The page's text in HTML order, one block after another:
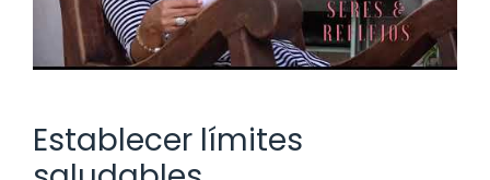
Establecer límites